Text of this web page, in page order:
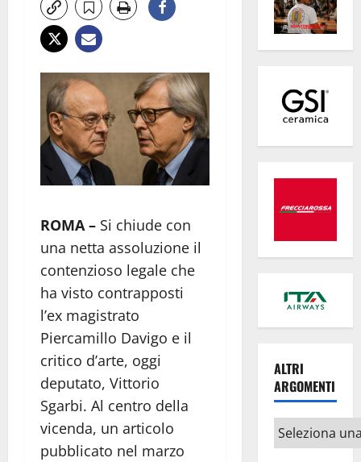
ROMA – Si chiude con
una netta assoluzione il
contenzioso legale che
ha visto contrapposti
l’ex magistrato
Piercamillo Davigo e il
critico d’arte, oggi
deputato, Vittorio
Sgarbi. Al centro della
vicenda, un articolo
pubblicato nel marzo
ALTRI
ARGOMENTI
Altri
argomenti